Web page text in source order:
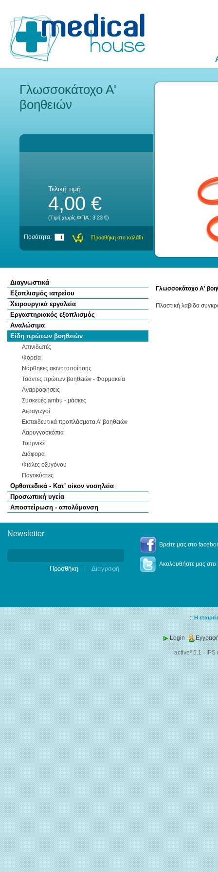
Γλωσσοκάτοχο Α'
βοηθειών
Τελική τιμή:
4,00 €
(Τιμή χωρίς ΦΠΑ : 3,23 €)
Ποσότητα:
Διαγνωστικά
Εξοπλισμός ιατρείου
Χειρουργικά εργαλεία
Εργαστηριακός εξοπλισμός
Αναλώσιμα
Είδη πρώτων βοηθειών
Απινιδωτές
Φορεία
Νάρθηκες ακινητοποίησης
Τσάντες πρώτων βοηθειών - Φαρμακεία
Αναρροφήσεις
Συσκευές ambu - μάσκες
Αεραγωγοί
Εκπαιδευτικά προπλάσματα Α' βοηθειών
Λαρυγγοσκόπια
Τουρνικέ
Διάφορα
Φιάλες οξυγόνου
Παγοκύστες
Ορθοπεδικά - Κατ' οίκον νοσηλεία
Προσωπική υγεία
Αποστείρωση - απολύμανση
Γλωσσοκάτοχο Α'
Πλαστική λαβίδα
Newsletter
Βρείτε μας στο
Ακολουθήστε μας στο
::Η
Login
active³ 5.1·IPS